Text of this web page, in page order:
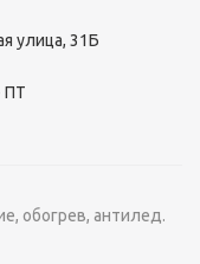
улица, 31Б
ПТ
обогрев, антилед.